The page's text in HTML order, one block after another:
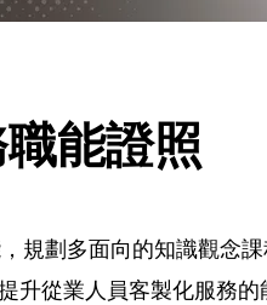
能證照
規劃多面向的知識觀念
升從業人員客製化服務